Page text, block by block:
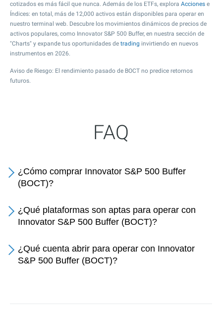
cotizados es más fácil que nunca. Además de los ETFs, explora Acciones e
Índices: en total, más de 12,000 activos están disponibles para operar en
nuestro terminal web. Descubre los movimientos dinámicos de precios de
activos populares, como Innovator S&P 500 Buffer, en nuestra sección de
"Charts" y expande tus oportunidades de trading invirtiendo en nuevos
instrumentos en 2026.
Aviso de Riesgo: El rendimiento pasado de BOCT no predice retornos
futuros.
FAQ
¿Cómo comprar Innovator S&P 500 Buffer
(BOCT)?
¿Qué plataformas son aptas para operar con
Innovator S&P 500 Buffer (BOCT)?
¿Qué cuenta abrir para operar con Innovator
S&P 500 Buffer (BOCT)?